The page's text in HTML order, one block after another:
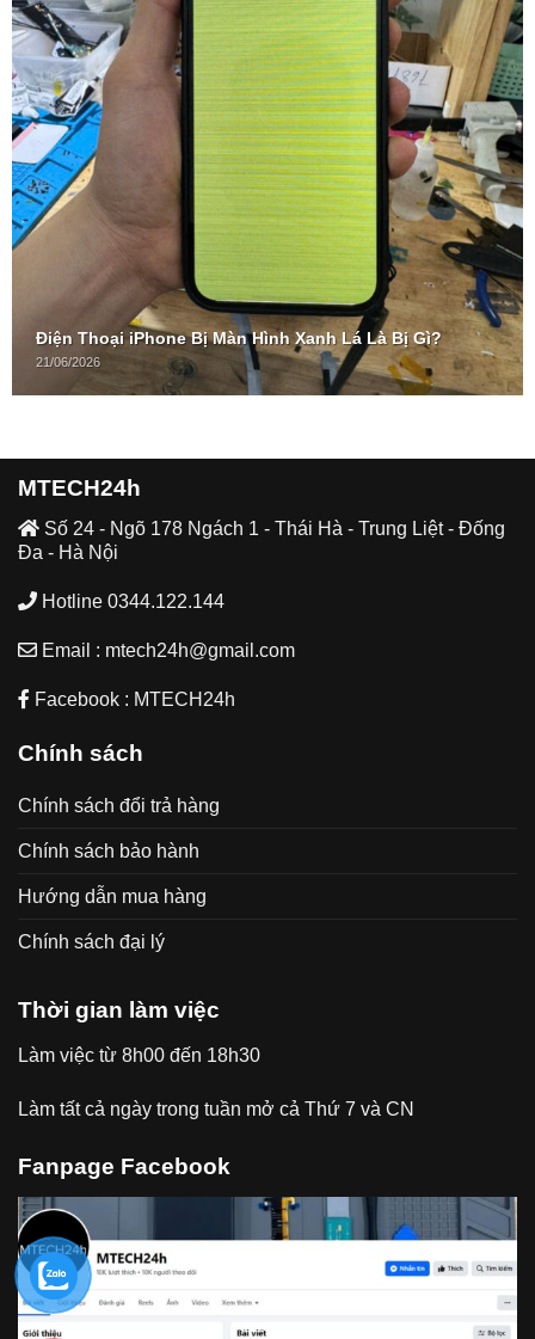
Điện Thoại iPhone Bị Màn Hình Xanh Lá Là Bị Gì?
21/06/2026
MTECH24h
Số 24 - Ngõ 178 Ngách 1 - Thái Hà - Trung Liệt - Đống
Đa - Hà Nội
Hotline 0344.122.144
Email : mtech24h@gmail.com
Facebook : MTECH24h
Chính sách
Chính sách đổi trả hàng
Chính sách bảo hành
Hướng dẫn mua hàng
Chính sách đại lý
Thời gian làm việc
Làm việc từ 8h00 đến 18h30
Làm tất cả ngày trong tuần mở cả Thứ 7 và CN
Fanpage Facebook